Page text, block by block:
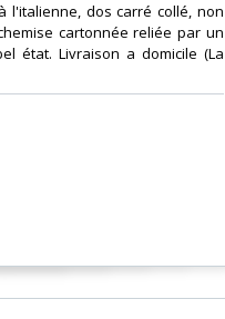
l'italienne, dos carré collé, non
cartonnée reliée par un
état. Livraison a domicile (La